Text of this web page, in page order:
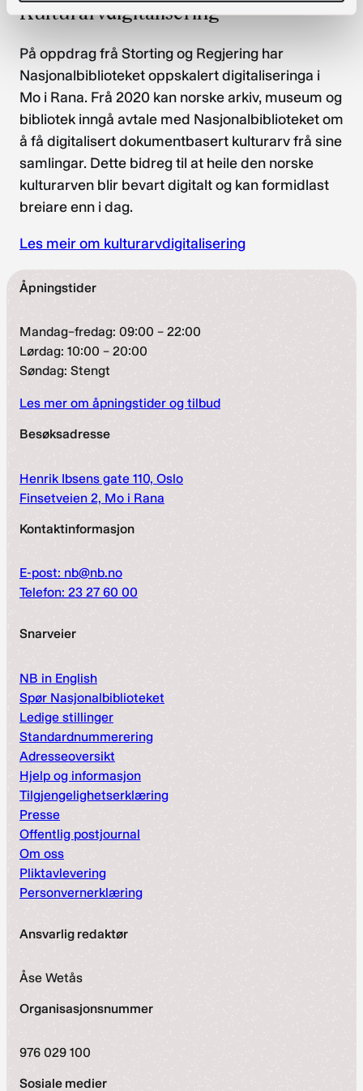
Kulturarvdigitalisering
På oppdrag frå Storting og Regjering har
Nasjonalbiblioteket oppskalert digitaliseringa i
Mo i Rana. Frå 2020 kan norske arkiv, museum og
bibliotek inngå avtale med Nasjonalbiblioteket om
å få digitalisert dokumentbasert kulturarv frå sine
samlingar. Dette bidreg til at heile den norske
kulturarven blir bevart digitalt og kan formidlast
breiare enn i dag.
Les meir om kulturarvdigitalisering
Åpningstider
Mandag–fredag: 09:00 – 22:00
Lørdag: 10:00 – 20:00
Søndag: Stengt
Les mer om åpningstider og tilbud
Besøksadresse
Henrik Ibsens gate 110, Oslo
Finsetveien 2, Mo i Rana
Kontaktinformasjon
E-post: nb@nb.no
Telefon: 23 27 60 00
Snarveier
NB in English
Spør Nasjonalbiblioteket
Ledige stillinger
Standardnummerering
Adresseoversikt
Hjelp og informasjon
Tilgjengelighetserklæring
Presse
Offentlig postjournal
Om oss
Pliktavlevering
Personvernerklæring
Ansvarlig redaktør
Åse Wetås
Organisasjonsnummer
976 029 100
Sosiale medier